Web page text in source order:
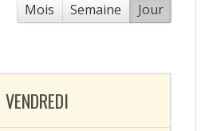
Mois
Semaine Jour
VENDREDI